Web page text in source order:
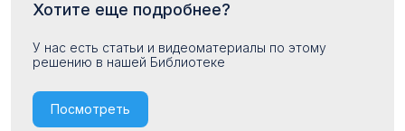
Хотите еще подробнее?
У нас есть статьи и видеоматериалы по этому
решению в нашей Библиотеке
Посмотреть